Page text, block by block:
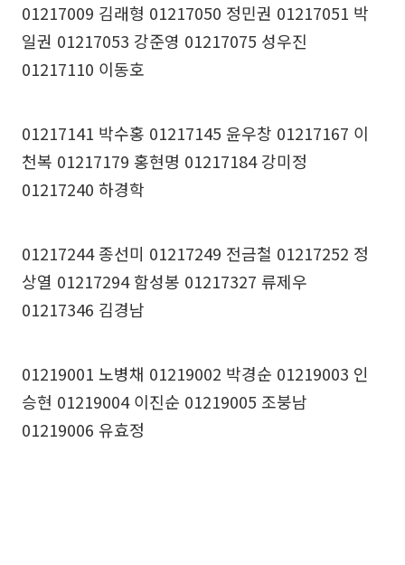
01217009 김래형 01217050 정민권 01217051 박
일권 01217053 강준영 01217075 성우진
01217110 이동호
01217141 박수홍 01217145 윤우창 01217167 이
천복 01217179 홍현명 01217184 강미정
01217240 하경학
01217244 종선미 01217249 전금철 01217252 정
상열 01217294 함성봉 01217327 류제우
01217346 김경남
01219001 노병채 01219002 박경순 01219003 인
승현 01219004 이진순 01219005 조붕남
01219006 유효정